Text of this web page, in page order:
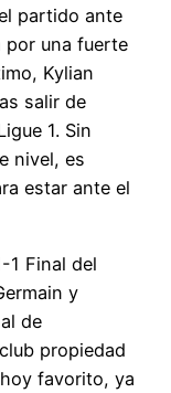
partido ante
por una fuerte
Kylian
salir de
1. Sin
nivel, es
estar ante el
1 Final del
y
de
propiedad
favorito, ya